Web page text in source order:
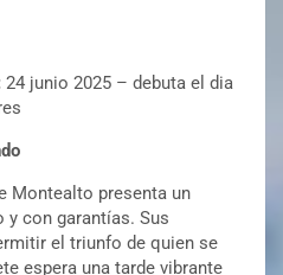
24 junio 2025 – debuta el dia
Montealto presenta un
y con garantías. Sus
el triunfo de quien se
espera una tarde vibrante